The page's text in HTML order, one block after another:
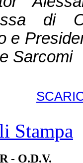
di
e
Sarcomi
Stampa
- O.D.V.